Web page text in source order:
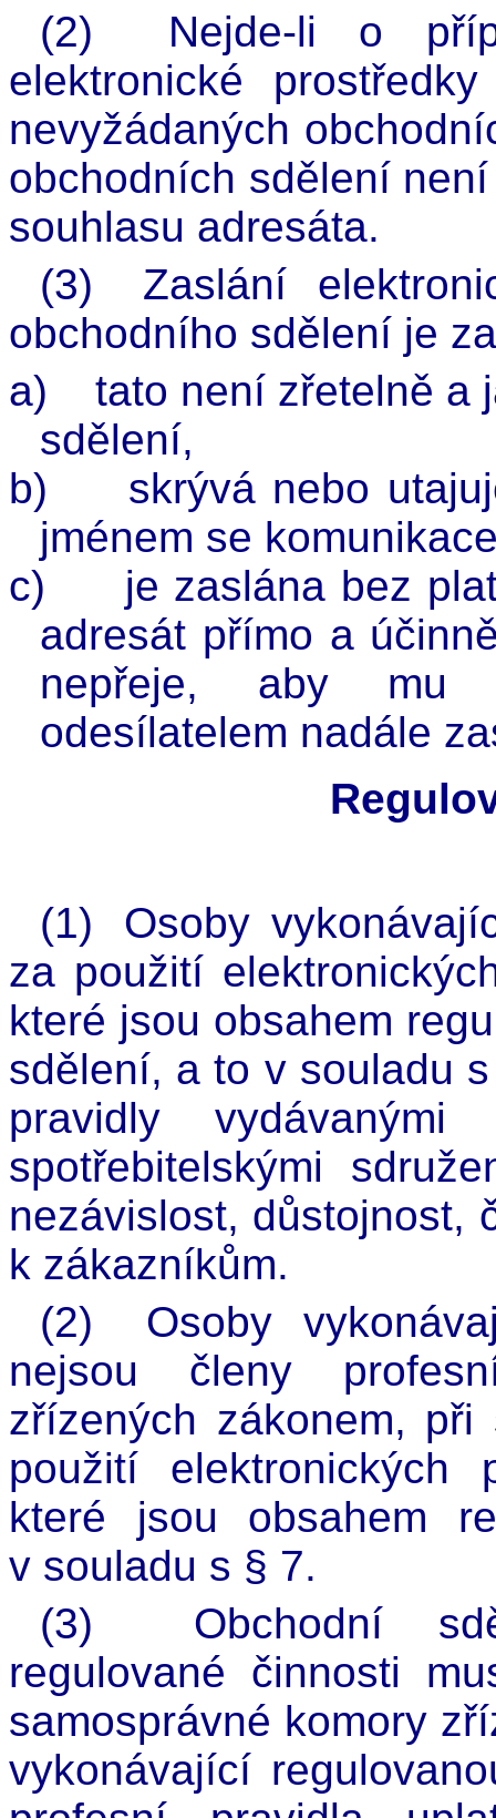
(2)
Nejde-li o
elektronické
nevyžádaných
obchodních sdělení
souhlasu adresáta.
(3)
Zaslání
obchodního sdělení je
a)
tato není zřetelně a
sdělení,
b)
skrývá nebo
jménem se
c)
je zaslána bez
adresát přímo a
nepřeje, aby mu
odesílatelem nadále
(1)
Osoby
za použití
které jsou obsahem
sdělení, a to v souladu
pravidly
spotřebitelskými
nezávislost, důstojnost,
k zákazníkům.
(2)
Osoby
nejsou členy
zřízených zákonem,
použití elektronických
které jsou obsahem
v souladu s § 7.
(3)
Obchodní
regulované činnosti
samosprávné komory
vykonávající